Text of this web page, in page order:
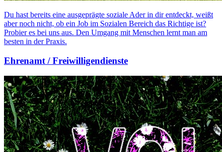
Du hast bereits eine ausgeprägte soziale Ader in dir entdeckt, weißt
aber noch nicht, ob ein Job im Sozialen Bereich das Richtige ist?
Probier es bei uns aus. Den Umgang mit Menschen lernt man am
besten in der Praxis.
Ehrenamt / Freiwilligendienste